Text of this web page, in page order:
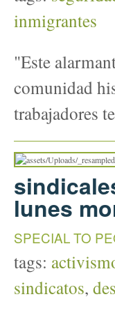
inmigrantes
"Este
comunidad
trabajadores
lunes
SPECIAL TO
tags:
sindicatos,